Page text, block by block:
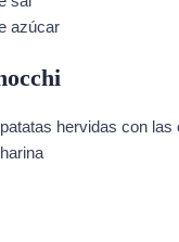
azúcar
hervidas con las